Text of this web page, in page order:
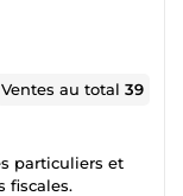
Ventes au total39
particuliers et
fiscales.